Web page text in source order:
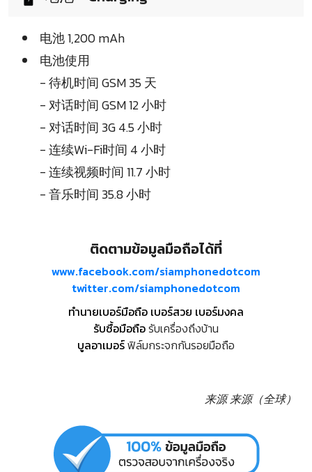
电池 1,200 mAh
电池使用
- 待机时间 GSM 35 天
- 对话时间 GSM 12 小时
- 对话时间 3G 4.5 小时
- 连续Wi-Fi时间 4 小时
- 连续视频时间 11.7 小时
- 音乐时间 35.8 小时
ติดตามข้อมูลมือถือได้ที่
www.facebook.com/siamphonedotcom
twitter.com/siamphonedotcom
ทำนายเบอร์มือถือ เบอร์สวย เบอร์มงคล
รับซื้อมือถือรับเครื่องถึงบ้าน
บูลอาเมอร์ฟิล์มกระจกกันรอยมือถือ
来源 来源（全球）